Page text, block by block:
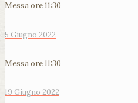
Messa ore 11:30
5 Giugno 2022
Messa ore 11:30
19 Giugno 2022